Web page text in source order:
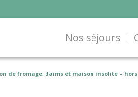
Nos séjours
de fromage, daims et maison insolite –